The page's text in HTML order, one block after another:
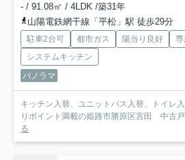
- / 91.08㎡ / 4LDK /築31年
山陽電鉄網干線「平松」駅 徒歩29分
駐車2台可 都市ガス 陽当り良好 専
システムキッチン
パノラマ
キッチン入替、ユニットバス入替、トイレ
りポイント満載の姫路市勝原区宮田 中古
る